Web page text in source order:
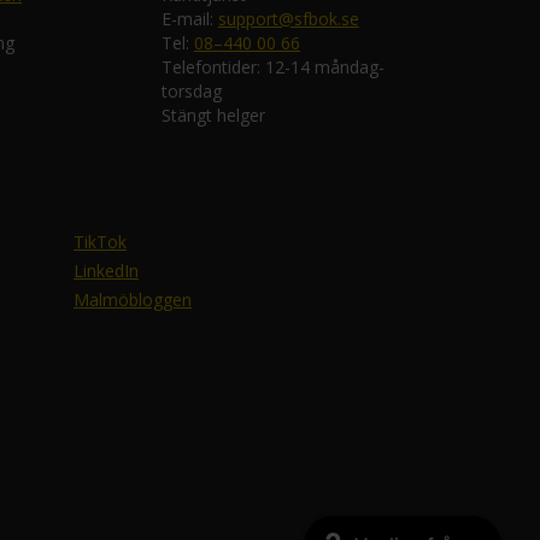
E-mail: support@sfbok.se
Tel: 08–440 00 66
Telefontider: 12-14 måndag-
torsdag
Stängt helger
TikTok
LinkedIn
Malmöbloggen